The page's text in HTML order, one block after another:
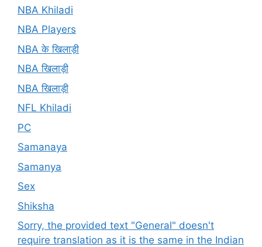
NBA Khiladi
NBA Players
NBA के खिलाड़ी
NBA खिलाड़ी
NBA खिलाड़ी
NFL Khiladi
PC
Samanaya
Samanya
Sex
Shiksha
Sorry, the provided text "General" doesn't
require translation as it is the same in the Indian